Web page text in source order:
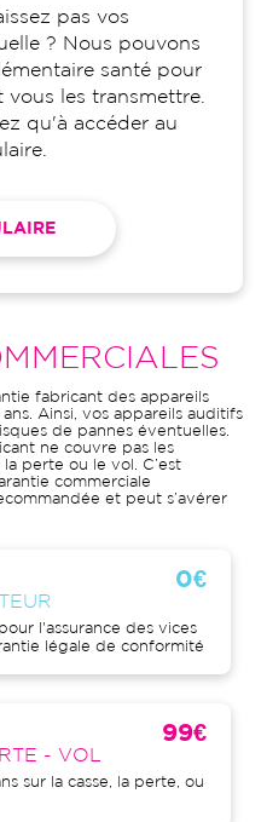
pas vos
? Nous pouvons
santé pour
les transmettre.
qu'à accéder au
fabricant des appareils
Ainsi, vos appareils auditifs
de pannes éventuelles.
ne couvre pas les
perte ou le vol. C’est
commerciale
et peut s’avérer
0€
l'assurance des vices
légale de conformité
- VOL
99€
sur la casse, la perte, ou